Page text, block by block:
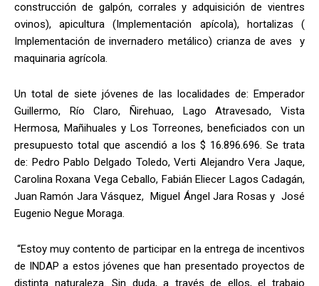
construcción de galpón, corrales y adquisición de vientres
ovinos), apicultura (Implementación apícola), hortalizas (
Implementación de invernadero metálico) crianza de aves y
maquinaria agrícola.
Un total de siete jóvenes de las localidades de: Emperador
Guillermo, Río Claro, Ñirehuao, Lago Atravesado, Vista
Hermosa, Mañihuales y Los Torreones, beneficiados con un
presupuesto total que ascendió a los $ 16.896.696. Se trata
de: Pedro Pablo Delgado Toledo, Verti Alejandro Vera Jaque,
Carolina Roxana Vega Ceballo, Fabián Eliecer Lagos Cadagán,
Juan Ramón Jara Vásquez, Miguel Ángel Jara Rosas y José
Eugenio Negue Moraga.
“Estoy muy contento de participar en la entrega de incentivos
de INDAP a estos jóvenes que han presentado proyectos de